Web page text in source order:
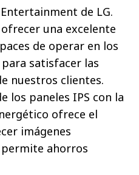
de LG.
ofrecer una excelente
de operar en los
satisfacer las
nuestros clientes.
los paneles IPS con la
ofrece el
imágenes
ahorros